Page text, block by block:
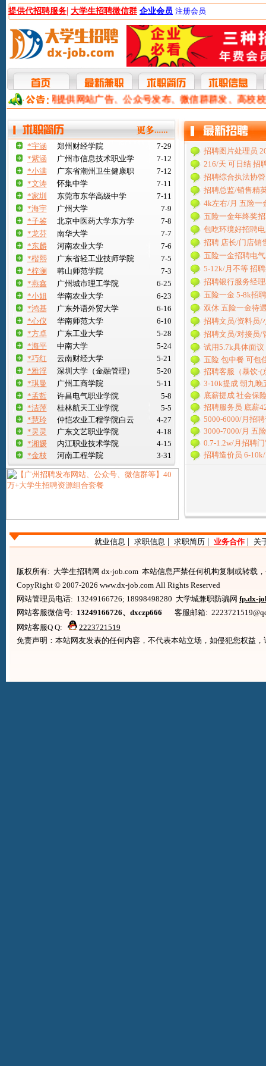
提供代招聘服务| 大学生招聘微信群 企业会员 注册会员
本网提供网站广告、公众号发布、微信群群发、高校
*宇涵 郑州财经学院
7-29
*紫涵
广州市信息技术职业学
7-12
*小满
广东省潮州卫生健康职
7-12
*文涛
怀集中学
7-11
*家圳
东莞市东华高级中学
7-11
*海宇
广州大学
7-9
*子鉴
北京中医药大学东方学
7-8
*龙芬
南华大学
7-7
*东麟
河南农业大学
7-6
*楷熙
广东省轻工业技师学院
7-5
*梓澜
韩山师范学院
7-3
*燕鑫
广州城市理工学院
6-25
*小姐
华南农业大学
6-23
*鸿基
广东外语外贸大学
6-16
*心仪
华南师范大学
6-10
*方卓
广东工业大学
5-28
*海平
中南大学
5-24
*巧红
云南财经大学
5-21
*雅浮
深圳大学（金融管理）
5-20
*琪曼
广州工商学院
5-11
*孟哲
许昌电气职业学院
5-8
*洁萍
桂林航天工业学院
5-5
*慧玲
仲恺农业工程学院白云
4-27
*灵灵
广东文艺职业学院
4-18
*湘媛
内江职业技术学院
4-15
*金枝
河南工程学院 3-31
招聘图片处理员
216/天 可日结 招
招聘综合执法协
招聘总监/销售精
4k左右/月 五险一
五险一金年终奖
包吃环境好招聘
招聘 店长/门店销
五险一金招聘电
5-12k/月不等 招
招聘银行服务经
五险一金 5-8k招
双休 五险一金待
招聘文员/资料员/
招聘文员/对接员/
试用5.7k具体面
五险 包中餐 可包
招聘客服（暴饮·(
3-10k提成 朝九
底薪提成 社会保
招聘服务员 底薪
5000-6000/月招
3000-7000/月 五
0.7-1.2w/月招聘
招聘造价员 6-
就业信息 | 求职信息 | 求职简历| 业务合作| 关
版权所有: 大学生招聘网 dx-job.com 本站信息严禁任何机构复制或转载
CopyRight © 2007-2026 www.dx-job.com All Rights Reserved
网站管理员电话: 13249166726; 18998498280 大学城兼职防骗网 fp.dx-
网站客服微信号: 13249166726、dxczp666 客服邮箱:
网站客服Q Q:
2223721519
免责声明：本站网友发表的任何内容，不代表本站立场，如侵犯您权益